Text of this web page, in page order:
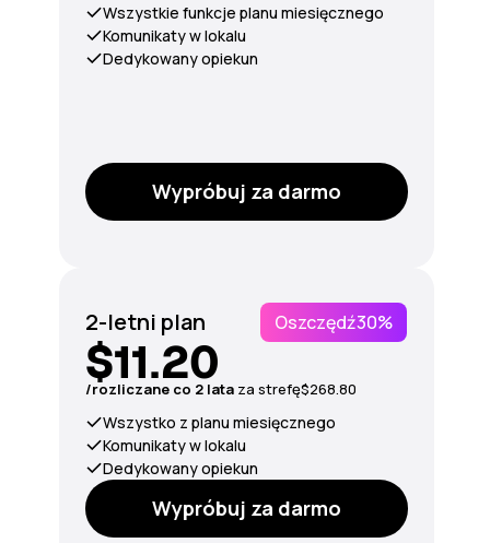
Wszystkie funkcje planu miesięcznego
Komunikaty w lokalu
Dedykowany opiekun
Wypróbuj za darmo
2-letni plan Oszczędź30%
$11.20
/rozliczane co 2 lata za strefę$268.80
Wszystko z planu miesięcznego
Komunikaty w lokalu
Dedykowany opiekun
Wypróbuj za darmo